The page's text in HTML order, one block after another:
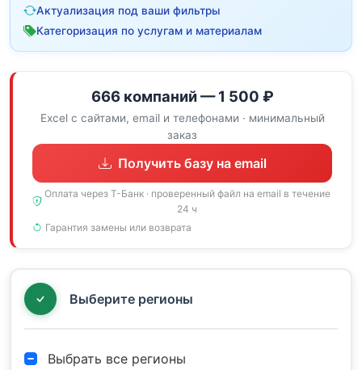
Актуализация под ваши фильтры
Категоризация по услугам и материалам
666 компаний — 1 500 ₽
Excel с сайтами, email и телефонами · минимальный
заказ
Получить базу на email
Оплата через Т-Банк · проверенный файл на email в течение
24 ч
Гарантия замены или возврата
Выберите регионы
Выбрать все регионы